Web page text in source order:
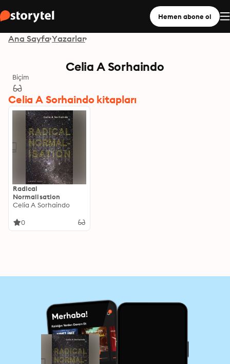
Hemen abone ol
Ana Sayfa Yazarlar
Celia A Sorhaindo
Biçim
Celia A Sorhaindo kitapları
Radical
Normalisation
Celia A Sorhaindo
0